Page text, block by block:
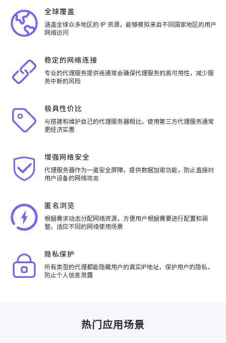
全球覆盖
涵盖全球众多地区的 IP 资源，能够模拟来自不同国家地区的用户
网络访问
稳定的网络连接
专业的代理服务提供商通常会确保代理服务的高可用性，减少服
务中断的风险
极具性价比
与搭建和维护自己的代理服务器相比，使用第三方代理服务通常
更经济实惠
增强网络安全
代理服务器作为一道安全屏障，提供数据加密功能，防止直接对
用户设备的网络攻击
匿名浏览
根据需求动态分配网络资源，方便用户根据需要进行配置和调
整，适应不同的网络使用场景
隐私保护
所有类型的代理都能隐藏用户的真实IP地址，保护用户的隐私，
防止个人信息泄露
热门应用场景